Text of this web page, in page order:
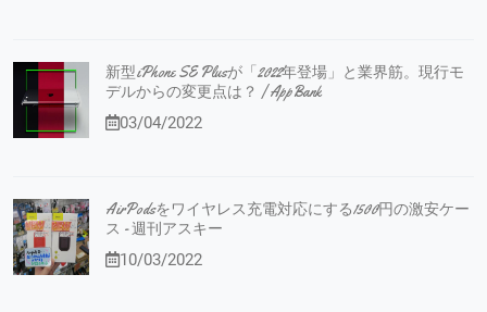
新型iPhone SE Plusが「2022年登場」と業界筋。現行モ
デルからの変更点は？ | AppBank
03/04/2022
AirPodsをワイヤレス充電対応にする1500円の激安ケー
ス - 週刊アスキー
10/03/2022